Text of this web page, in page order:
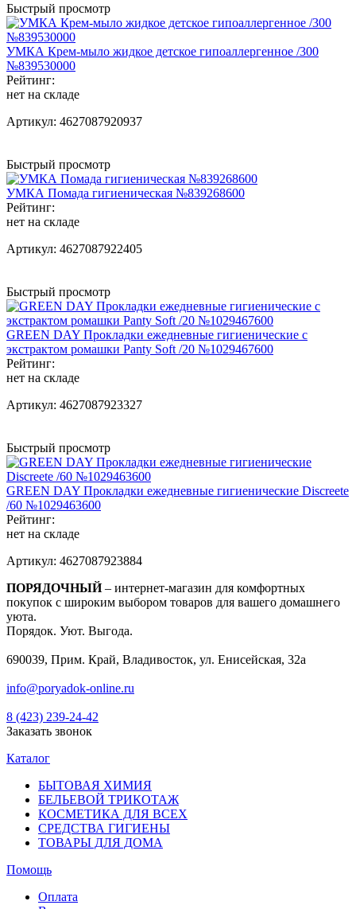
Быстрый просмотр
УМКА Крем-мыло жидкое детское гипоаллергенное /300
№839530000
Рейтинг:
нет на складе
Артикул: 4627087920937
Быстрый просмотр
УМКА Помада гигиеническая №839268600
Рейтинг:
нет на складе
Артикул: 4627087922405
Быстрый просмотр
GREEN DAY Прокладки ежедневные гигиенические c
экстрактом ромашки Panty Soft /20 №1029467600
Рейтинг:
нет на складе
Артикул: 4627087923327
Быстрый просмотр
GREEN DAY Прокладки ежедневные гигиенические Discreete
/60 №1029463600
Рейтинг:
нет на складе
Артикул: 4627087923884
ПОРЯДОЧНЫЙ– интернет-магазин для комфортных
покупок с широким выбором товаров для вашего домашнего
уюта.
Порядок. Уют. Выгода.
690039, Прим. Край, Владивосток, ул. Енисейская, 32а
info@poryadok-online.ru
8 (423) 239-24-42
Заказать звонок
Каталог
БЫТОВАЯ ХИМИЯ
БЕЛЬЕВОЙ ТРИКОТАЖ
КОСМЕТИКА ДЛЯ ВСЕХ
СРЕДСТВА ГИГИЕНЫ
ТОВАРЫ ДЛЯ ДОМА
Помощь
Оплата